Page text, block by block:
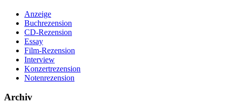
Anzeige
Buchrezension
CD-Rezension
Essay
Film-Rezension
Interview
Konzertrezension
Notenrezension
Archiv